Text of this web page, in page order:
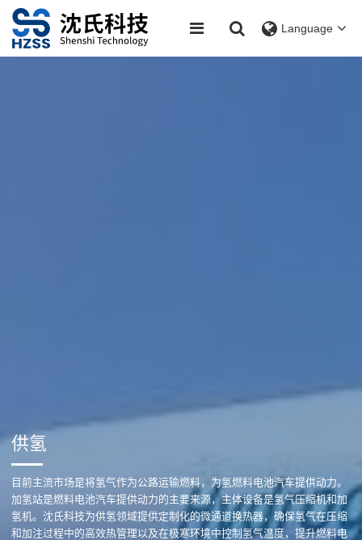
Language
供氢
目前主流市场是将氢气作为公路运输燃料，为氢燃料电池汽车提供动力。
加氢站是燃料电池汽车提供动力的主要来源，主体设备是氢气压缩机和加
氢机。 沈氏科技为供氢领域提供定制化的微通道换热器，确保氢气在压缩
和加注过程中的高效热管理以及在极寒环境中控制氢气温度，提升燃料电